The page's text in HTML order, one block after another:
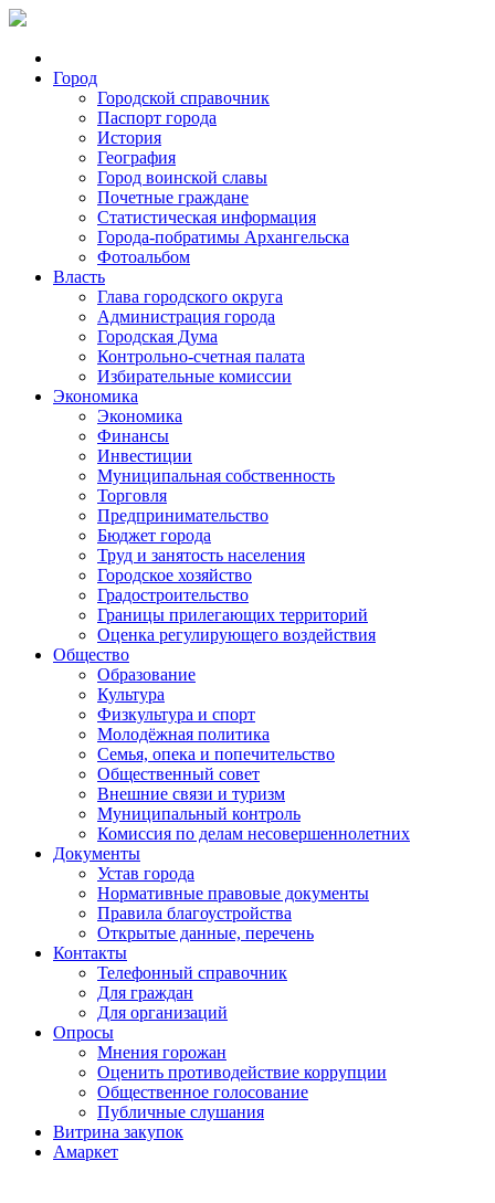
Город
Городской справочник
Паспорт города
История
География
Город воинской славы
Почетные граждане
Статистическая информация
Города-побратимы Архангельска
Фотоальбом
Власть
Глава городского округа
Администрация города
Городская Дума
Контрольно-счетная палата
Избирательные комиссии
Экономика
Экономика
Финансы
Инвестиции
Муниципальная собственность
Торговля
Предпринимательство
Бюджет города
Труд и занятость населения
Городское хозяйство
Градостроительство
Границы прилегающих территорий
Оценка регулирующего воздействия
Общество
Образование
Культура
Физкультура и спорт
Молодёжная политика
Семья, опека и попечительство
Общественный совет
Внешние связи и туризм
Муниципальный контроль
Комиссия по делам несовершеннолетних
Документы
Устав города
Нормативные правовые документы
Правила благоустройства
Открытые данные, перечень
Контакты
Телефонный справочник
Для граждан
Для организаций
Опросы
Мнения горожан
Оценить противодействие коррупции
Общественное голосование
Публичные слушания
Витрина закупок
Амаркет